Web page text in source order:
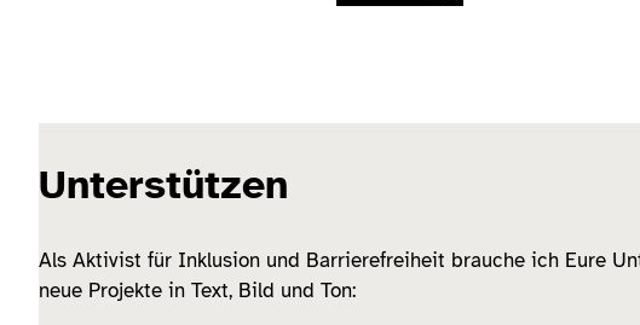
Unterstützen
Als Aktivist für Inklusion und Barrierefreiheit brauche ich Eure
neue Projekte in Text, Bild und Ton: